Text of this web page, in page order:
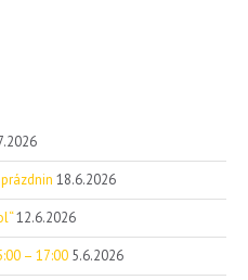
18.6.2026
12.6.2026
– 17:00 5.6.2026